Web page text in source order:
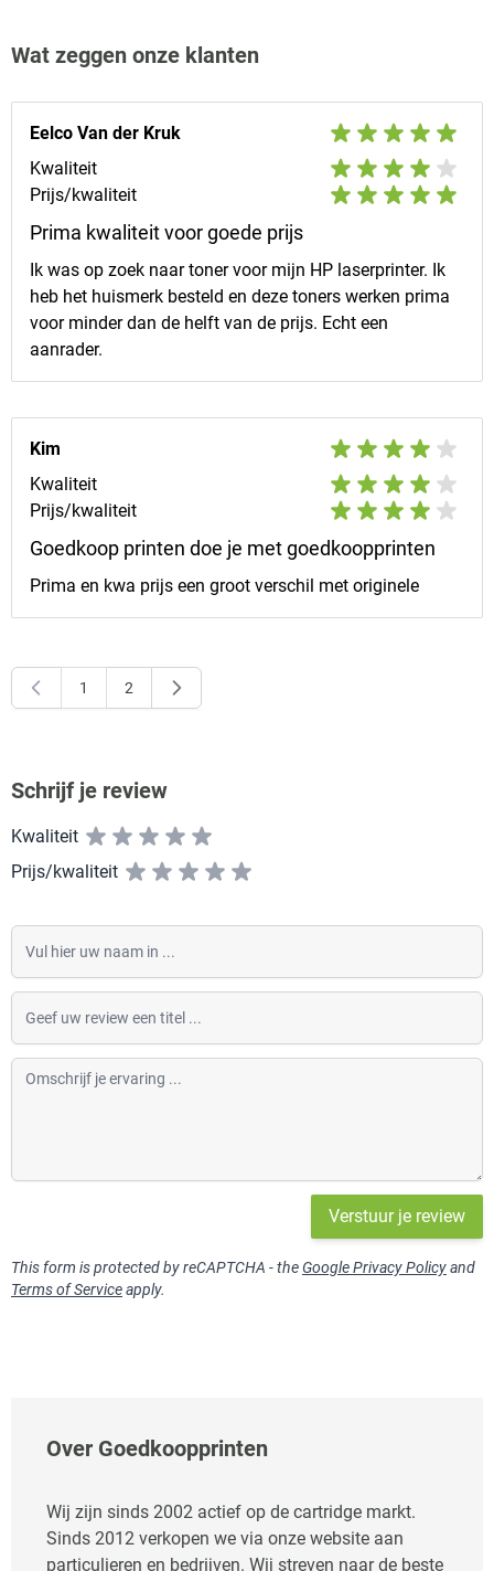
Wat zeggen onze klanten
Eelco Van der Kruk
Kwaliteit
Prijs/kwaliteit
Prima kwaliteit voor goede prijs
Ik was op zoek naar toner voor mijn HP laserprinter. Ik
heb het huismerk besteld en deze toners werken prima
voor minder dan de helft van de prijs. Echt een
aanrader.
Kim
Kwaliteit
Prijs/kwaliteit
Goedkoop printen doe je met goedkoopprinten
Prima en kwa prijs een groot verschil met originele
U lees momenteel pagina
1
Pagina
2
Schrijf je review
Kwaliteit
Prijs/kwaliteit
Vul hier uw naam in
Geef uw review een titel
Omschrijf je ervaring
Verstuur je review
This form is protected by reCAPTCHA - the Google Privacy Policyand
Terms of Serviceapply.
Over Goedkoopprinten
Wij zijn sinds 2002 actief op de cartridge markt.
Sinds 2012 verkopen we via onze website aan
particulieren en bedrijven. Wij streven naar de beste